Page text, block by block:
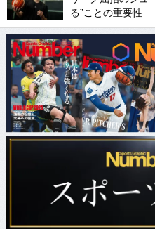
る”ことの重要性